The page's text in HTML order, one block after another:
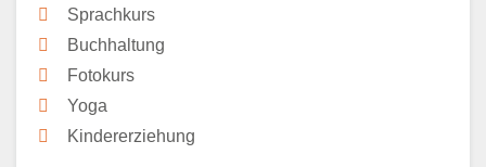
Sprachkurs
Buchhaltung
Fotokurs
Yoga
Kindererziehung